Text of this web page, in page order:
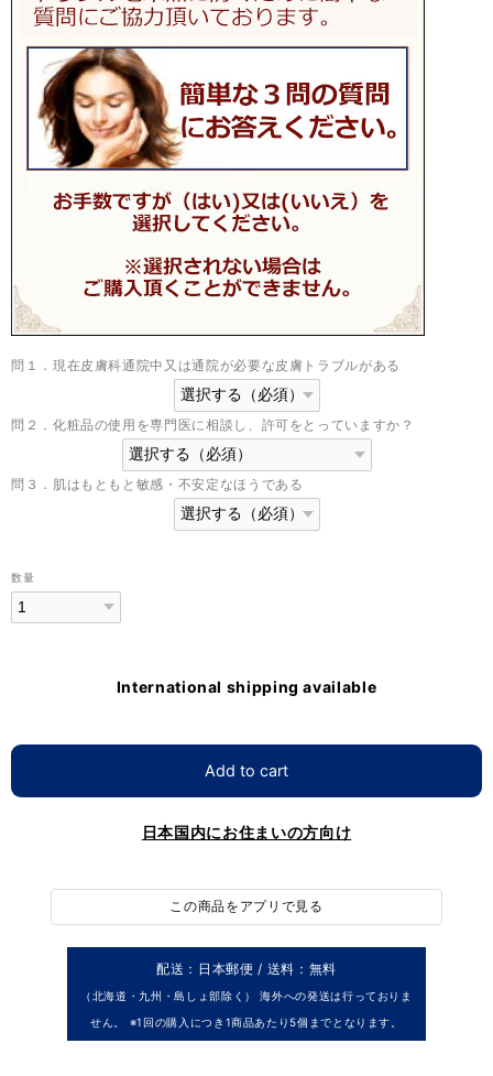
問１．現在皮膚科通院中又は通院が必要な皮膚トラブルがある
問２．化粧品の使用を専門医に相談し、許可をとっていますか？
問３．肌はもともと敏感・不安定なほうである
数量
International shipping available
Add to cart
日本国内にお住まいの方向け
この商品をアプリで見る
配送：日本郵便 / 送料：無料
（北海道・九州・島しょ部除く） 海外への発送は行っておりま
せん。 ※1回の購入につき1商品あたり5個までとなります。